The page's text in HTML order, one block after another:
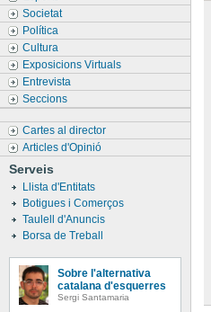
Societat
Política
Cultura
Exposicions Virtuals
Entrevista
Seccions
Cartes al director
Articles d'Opinió
Serveis
Llista d'Entitats
Botigues i Comerços
Taulell d'Anuncis
Borsa de Treball
Sobre l'alternativa
catalana d'esquerres
Sergi Santamaria